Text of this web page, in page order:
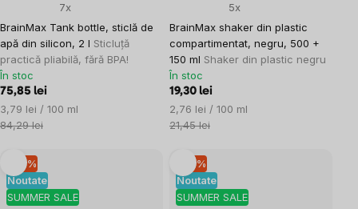
BrainMax Tank bottle, sticlă de
apă din silicon, 2 l Sticluță
practică pliabilă, fără BPA!
7x
În stoc
75,85 lei
Evaluare
preţ:
3,79 lei / 100 ml
84,29 lei
BrainMax shaker din plastic
compartimentat, negru, 500 +
150 ml Shaker din plastic negru
5x
În stoc
19,30 lei
Evaluare
preţ:
2,76 lei / 100 ml
21,45 lei
Noutate
SUMMER SALE
–10 %
Noutate
SUMMER SALE
–10 %